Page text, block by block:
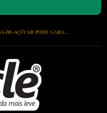
DE-AÇÚCAR PODE GARA...